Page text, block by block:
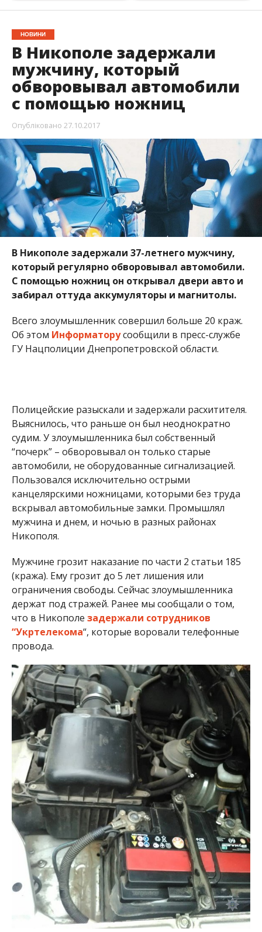
В Никополе задержали
мужчину, который
обворовывал автомобили
с помощью ножниц
Опубліковано27.10.2017
В Никополе задержали 37-летнего мужчину,
который регулярно обворовывал автомобили.
С помощью ножниц он открывал двери авто и
забирал оттуда аккумуляторы и магнитолы.
Всего злоумышленник совершил больше 20 краж.
Об этомИнформаторусообщили в пресс-службе
“почерк” – обворовывал он только старые
автомобили, не оборудованные сигнализацией.
Пользовался исключительно острыми
канцелярскими ножницами, которыми без труда
вскрывал автомобильные замки. Промышлял
мужчина и днем, и ночью в разных районах
Никополя.
Мужчине грозит наказание по части 2 статьи 185
(кража). Ему грозит до 5 лет лишения или
держат под стражей. Ранее мы сообщали о том,
что в Никополезадержали сотрудников
“Укртелекома“, которые воровали телефонные
провода.